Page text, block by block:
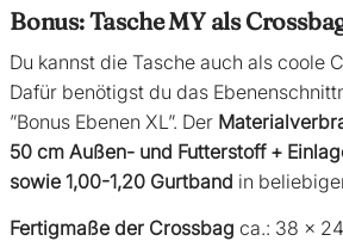
Bonus: Tasche MY als
Du kannst die Tasche auch als coole
Dafür benötigst du das
”Bonus Ebenen XL”. Der
50 cm Außen- und Futterstoff +
sowie 1,00-1,20 Gurtband in
Fertigmaße der Crossbag ca.: 38 x